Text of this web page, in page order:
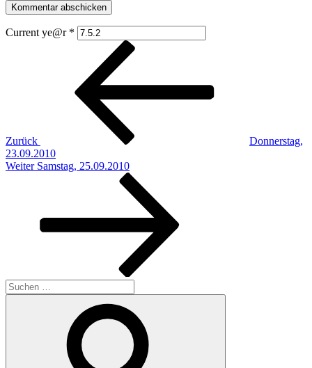
Current ye@r *
Beitragsnavigation
Zurück
Donnerstag,
23.09.2010
Nächster
Weiter Samstag, 25.09.2010
Suchen
nach: